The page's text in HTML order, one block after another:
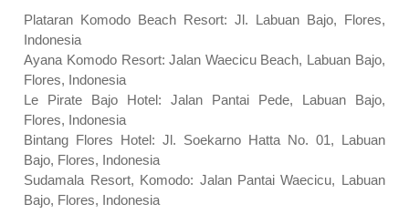
Plataran Komodo Beach Resort: Jl. Labuan Bajo, Flores,
Indonesia
Ayana Komodo Resort: Jalan Waecicu Beach, Labuan Bajo,
Flores, Indonesia
Le Pirate Bajo Hotel: Jalan Pantai Pede, Labuan Bajo,
Flores, Indonesia
Bintang Flores Hotel: Jl. Soekarno Hatta No. 01, Labuan
Bajo, Flores, Indonesia
Sudamala Resort, Komodo: Jalan Pantai Waecicu, Labuan
Bajo, Flores, Indonesia